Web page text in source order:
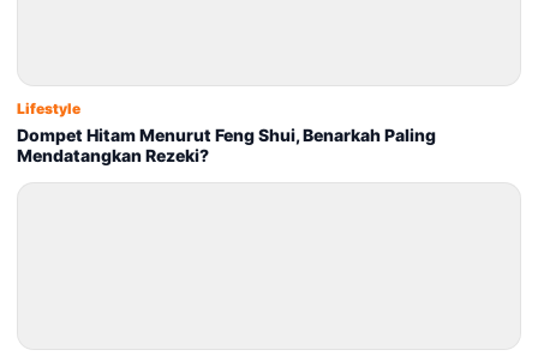
Lifestyle
Dompet Hitam Menurut Feng Shui, Benarkah Paling
Mendatangkan Rezeki?